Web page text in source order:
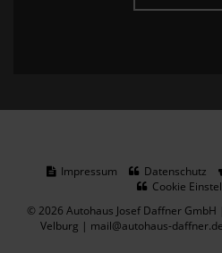
Impressum Datenschutz
Cookie
© 2026 Autohaus Josef Daffner
Velburg | mail@autohaus-